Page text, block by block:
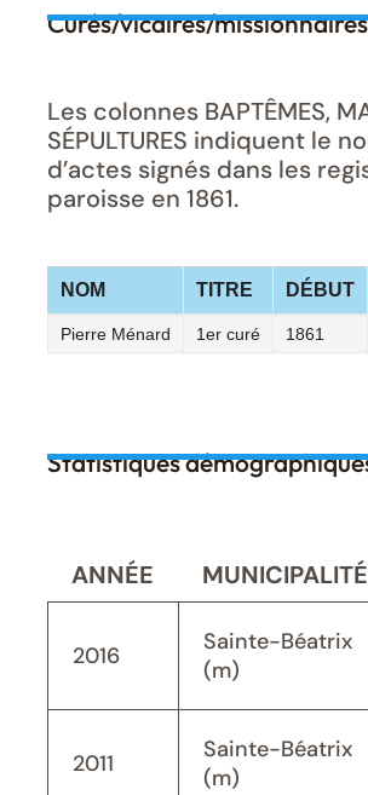
Curés/vicaires/missionnaires
Les colonnes BAPTÊMES,
SÉPULTURES indiquent le
d’actes signés dans les
paroisse en 1861.
NOM TITRE DÉBUT
Pierre Ménard 1er curé 1861
Statistiques
ANNÉE MUNICIPALITÉ
2016
Sainte-Béatrix
(m)
2011
Sainte-Béatrix
(m)